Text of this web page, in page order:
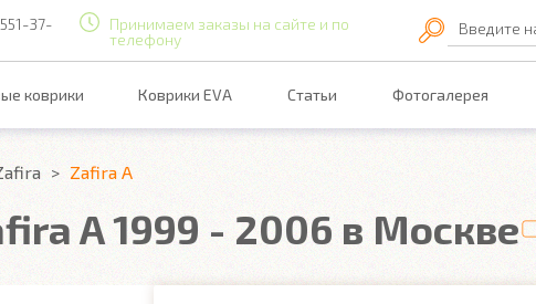
37-
Принимаем заказы на сайте и по
телефону
Введите
коврики Коврики EVA Статьи Фотогалерея
Zafira A
A 1999 - 2006 в Москве